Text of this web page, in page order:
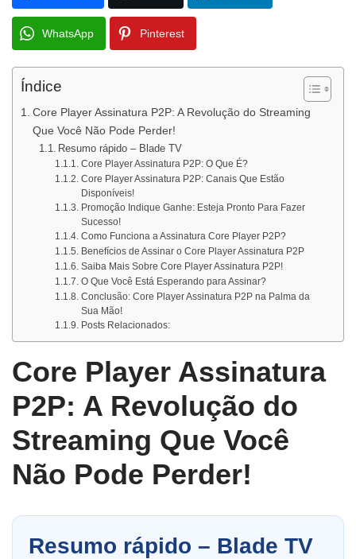
WhatsApp Pinterest
Índice
Core Player Assinatura P2P: A Revolução do Streaming
Que Você Não Pode Perder!
Resumo rápido – Blade TV
Core Player Assinatura P2P: O Que É?
Core Player Assinatura P2P: Canais Que Estão
Disponíveis!
Promoção Indique Ganhe: Esteja Pronto Para Fazer
Sucesso!
Como Funciona a Assinatura Core Player P2P?
Benefícios de Assinar o Core Player Assinatura P2P
Saiba Mais Sobre Core Player Assinatura P2P!
O Que Você Está Esperando para Assinar?
Conclusão: Core Player Assinatura P2P na Palma da
Sua Mão!
Posts Relacionados:
Core Player Assinatura
P2P: A Revolução do
Streaming Que Você
Não Pode Perder!
Resumo rápido – Blade TV